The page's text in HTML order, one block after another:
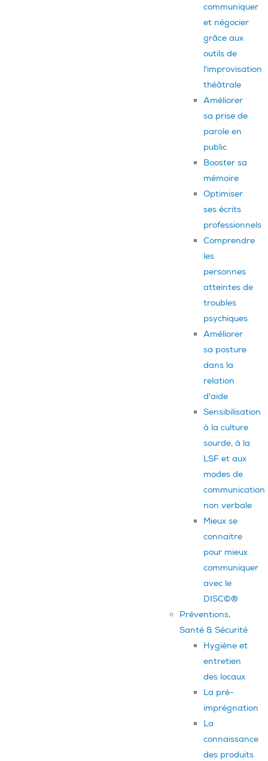
communiquer
et négocier
grâce aux
outils de
l'improvisation
théâtrale
Améliorer
sa prise de
parole en
public
Booster sa
mémoire
Optimiser
ses écrits
professionnels
Comprendre
les
personnes
atteintes de
troubles
psychiques
Améliorer
sa posture
dans la
relation
d'aide
Sensibilisation
à la culture
sourde, à la
LSF et aux
modes de
communication
non verbale
Mieux se
connaitre
pour mieux
communiquer
avec le
DISC©®
Préventions,
Santé & Sécurité
Hygiène et
entretien
des locaux
La pré-
imprégnation
La
connaissance
des produits